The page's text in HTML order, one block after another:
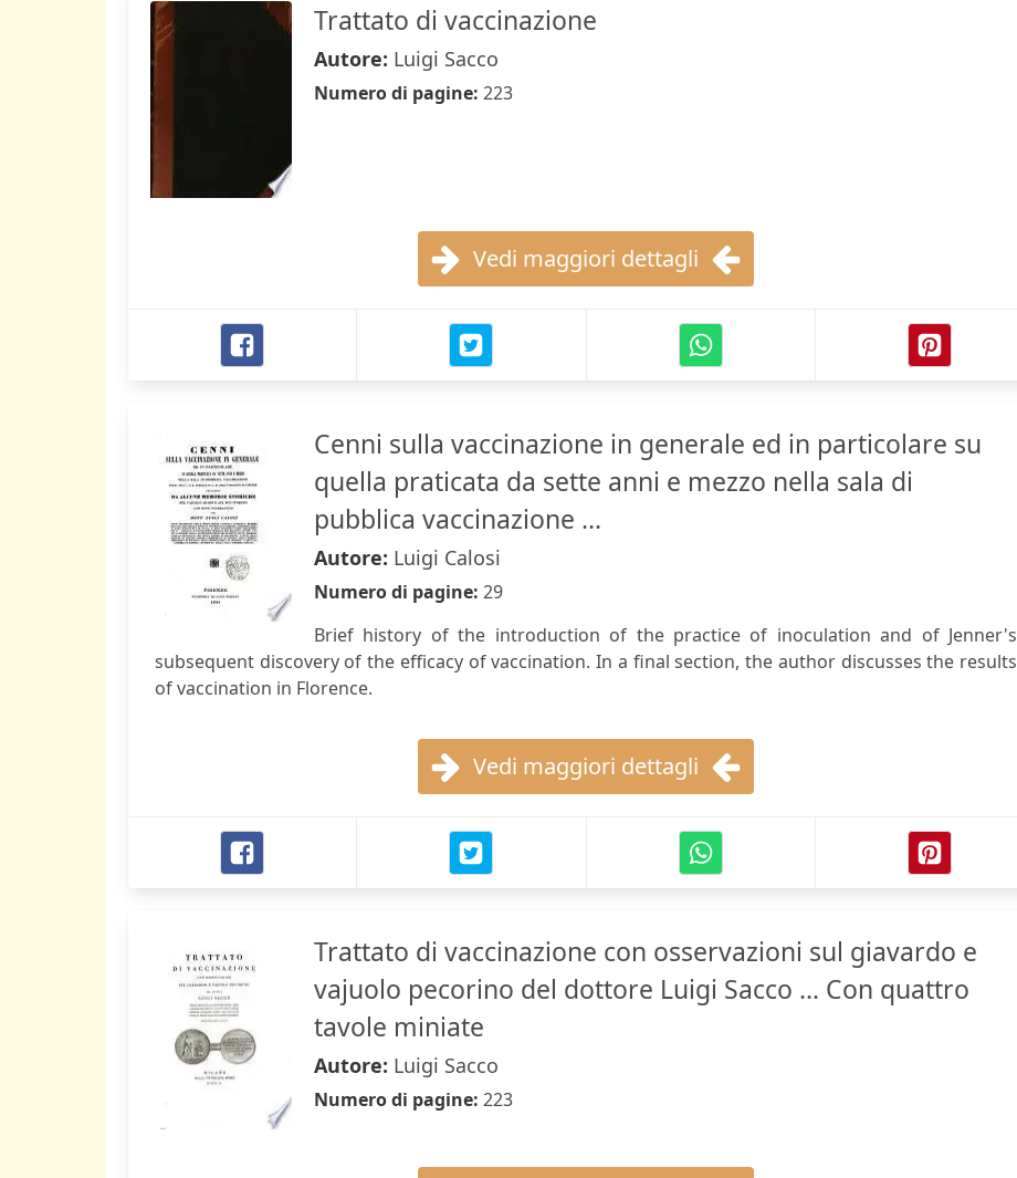
Trattato di vaccinazione
Autore: Luigi Sacco
Numero di pagine: 223
Vedi maggiori dettagli
Cenni sulla vaccinazione in generale ed in particolare su
quella praticata da sette anni e mezzo nella sala di
pubblica vaccinazione ...
Autore: Luigi Calosi
Numero di pagine: 29
Brief history of the introduction of the practice of inoculation and of Jenner's
subsequent discovery of the efficacy of vaccination. In a final section, the author discusses the results
of vaccination in Florence.
Vedi maggiori dettagli
Trattato di vaccinazione con osservazioni sul giavardo e
vajuolo pecorino del dottore Luigi Sacco ... Con quattro
tavole miniate
Autore: Luigi Sacco
Numero di pagine: 223